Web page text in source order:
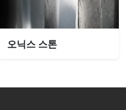
오닉스 스톤